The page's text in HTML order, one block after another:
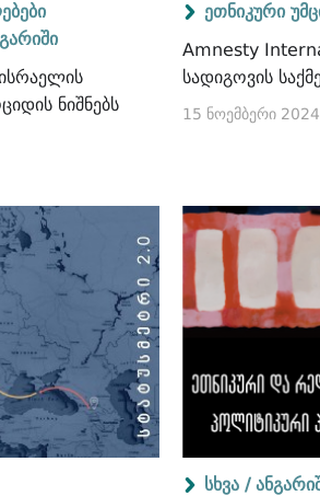
ნიშნებს
ეთნიკური
Amnesty
სადიგოვის
15 ნოემბერი 2024
სხვა /